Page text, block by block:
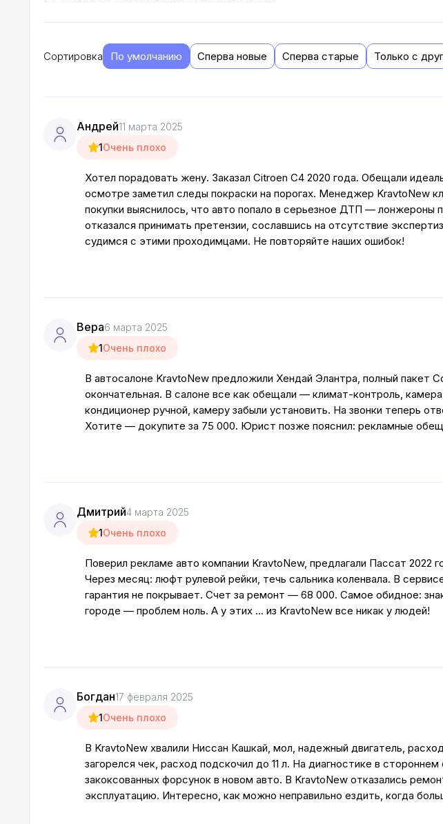
Сортировка По умолчанию Сперва новые Сперва старые Только с
Андрей11 марта 2025
1Очень плохо
Хотел порадовать жену. Заказал Citroen C4 2020 года. Обещали
осмотре заметил следы покраски на порогах. Менеджер KravtoNew
покупки выяснилось, что авто попало в серьезное ДТП — лонжероны
отказался принимать претензии, сославшись на отсутствие
судимся с этими проходимцами. Не повторяйте наших ошибок!
Вера6 марта 2025
1Очень плохо
В автосалоне KravtoNew предложили Хендай Элантра, полный пакет
окончательная. В салоне все как обещали — климат-контроль,
кондиционер ручной, камеру забыли установить. На звонки теперь
Хотите — докупите за 75 000. Юрист позже пояснил: рекламные
Дмитрий4 марта 2025
1Очень плохо
Поверил рекламе авто компании KravtoNew, предлагали Пассат
Через месяц: люфт рулевой рейки, течь сальника коленвала. В
гарантия не покрывает. Счет за ремонт — 68 000. Самое обидное:
городе — проблем ноль. А у этих ... из KravtoNew все никак у людей!
Богдан17 февраля 2025
1Очень плохо
В KravtoNew хвалили Ниссан Кашкай, мол, надежный двигатель,
загорелся чек, расход подскочил до 11 л. На диагностике в
закоксованных форсунок в новом авто. В KravtoNew отказались
эксплуатацию. Интересно, как можно неправильно ездить, когда